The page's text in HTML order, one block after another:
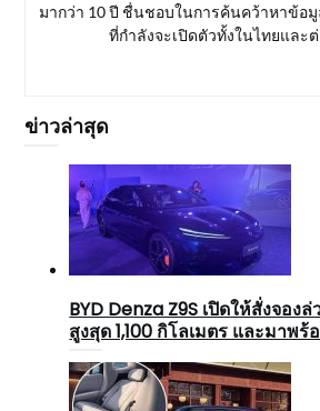
มากว่า 10 ปี ชื่นชอบในการค้นคว้าหาข้อ
ที่กำลังจะเปิดตัวทั้งในไทยและ
ข่าวล่าสุด
BYD Denza Z9S เปิดให้สั่งจอง
สูงสุด 1,100 กิโลเมตร และมาพร้